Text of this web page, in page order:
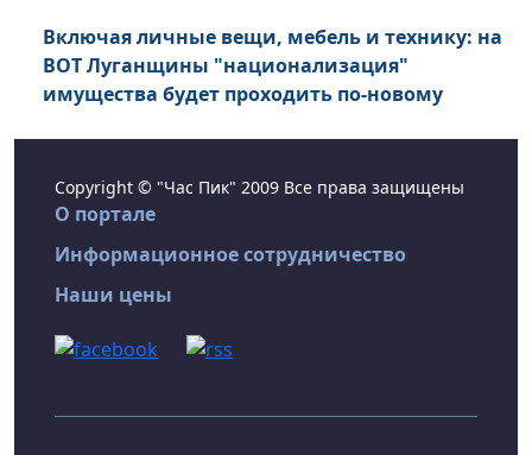
Включая личные вещи, мебель и технику: на
ВОТ Луганщины "национализация"
имущества будет проходить по-новому
Copyright © "Час Пик" 2009 Все права защищены
О портале
Информационное сотрудничество
Наши цены